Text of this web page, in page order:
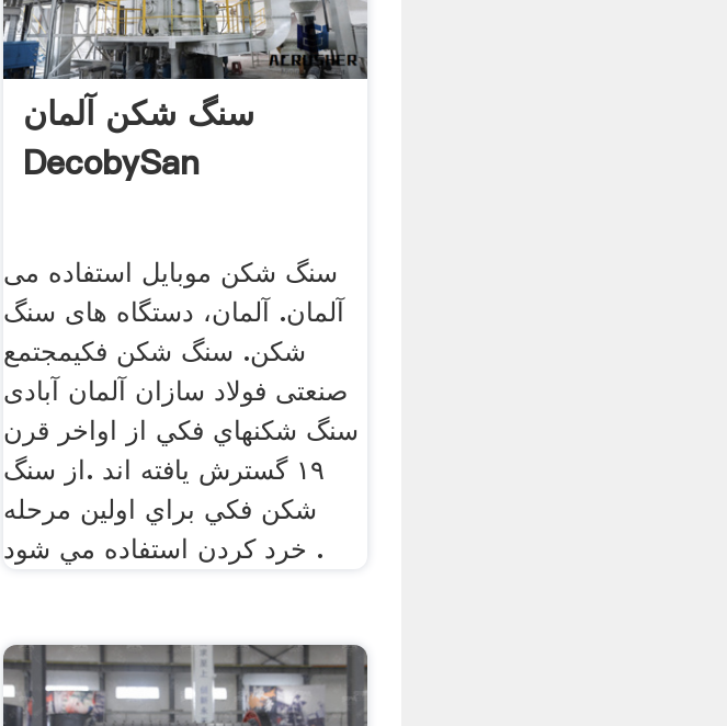
سنگ شکن آلمان
DecobySan
سنگ شکن موبایل استفاده می
آلمان. آلمان، دستگاه های سنگ
شکن. سنگ شکن فکیمجتمع
صنعتی فولاد سازان آلمان آبادی
سنگ شكنهاي فكي از اواخر قرن
١٩ گسترش يافته اند .از سنگ
شكن فكي براي اولين مرحله
خرد كردن استفاده مي شود .